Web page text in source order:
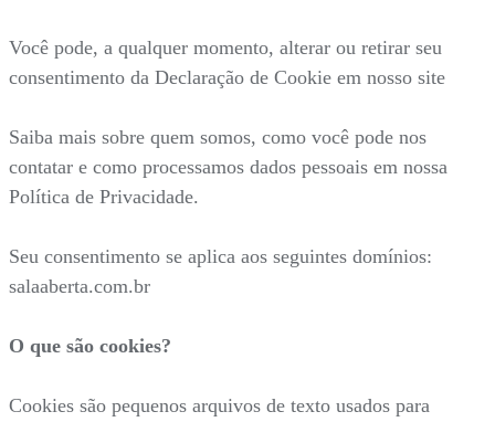
Você pode, a qualquer momento, alterar ou retirar seu
consentimento da Declaração de Cookie em nosso site
Saiba mais sobre quem somos, como você pode nos
contatar e como processamos dados pessoais em nossa
Política de Privacidade.
Seu consentimento se aplica aos seguintes domínios:
salaaberta.com.br
O que são cookies?
Cookies são pequenos arquivos de texto usados para